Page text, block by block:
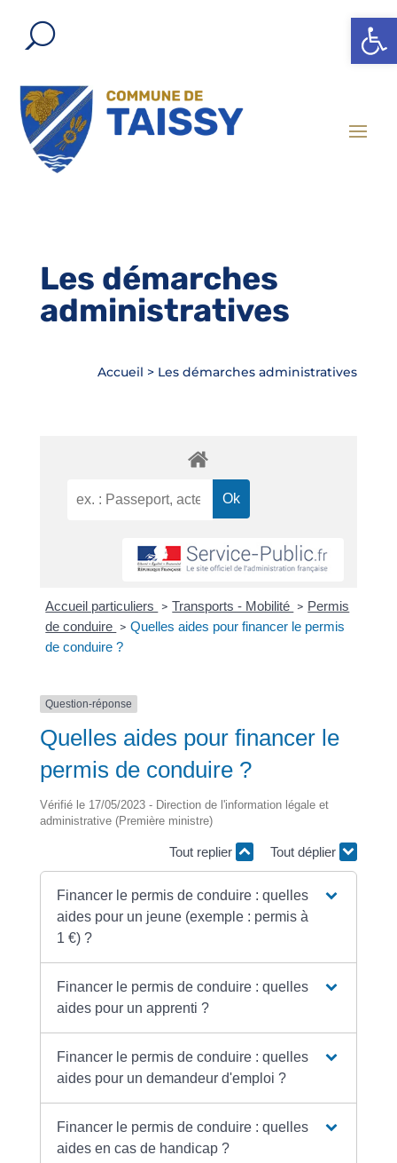
Ouvrir
Les démarches
administratives
Accueil > Les démarches administratives
Accueil particuliers > Transports - Mobilité > Permis
de conduire > Quelles aides pour financer le permis
de conduire ?
Question-réponse
Quelles aides pour financer le
permis de conduire ?
Vérifié le 17/05/2023 - Direction de l'information légale et
administrative (Première ministre)
Tout replier Tout déplier
Financer le permis de conduire : quelles
aides pour un jeune (exemple : permis à
1 €) ?
Financer le permis de conduire : quelles
aides pour un apprenti ?
Financer le permis de conduire : quelles
aides pour un demandeur d'emploi ?
Financer le permis de conduire : quelles
aides en cas de handicap ?